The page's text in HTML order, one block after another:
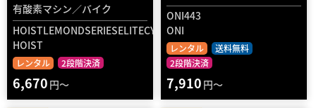
有酸素マシン／バイク
HOISTLEMONDSERIESELITECYCLEBIKE
HOIST
レンタル 2段階決済
6,670 円～
ONI443
ONI
レンタル
送料無料
2段階決済
7,910 円～